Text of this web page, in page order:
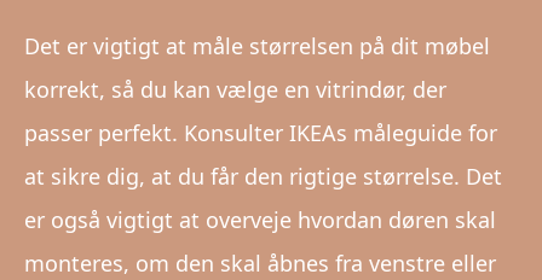
Det er vigtigt at måle størrelsen på dit møbel
korrekt, så du kan vælge en vitrindør, der
passer perfekt. Konsulter IKEAs måleguide for
at sikre dig, at du får den rigtige størrelse. Det
er også vigtigt at overveje hvordan døren skal
monteres, om den skal åbnes fra venstre eller